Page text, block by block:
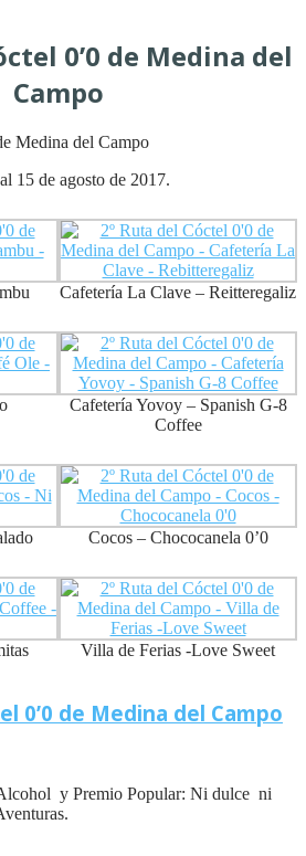
0’0 de Medina del
Campo
15 de agosto de 2017.
Cafetería La Clave – Reitteregaliz
Cafetería Yovoy – Spanish G-8
Coffee
Cocos – Chococanela 0’0
Villa de Ferias -Love Sweet
0’0 de Medina del Campo
y Premio Popular: Ni dulce ni